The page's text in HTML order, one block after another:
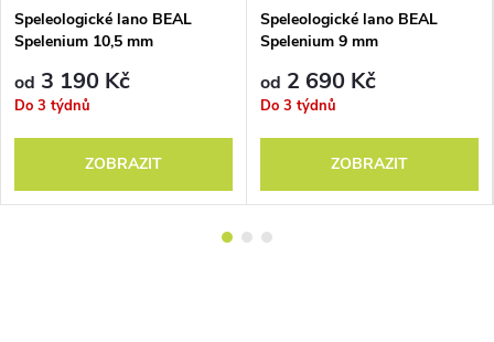
Speleologické lano BEAL
Spelenium 10,5 mm
od 3 190 Kč
Do 3 týdnů
ZOBRAZIT
Speleologické lano BEAL
Spelenium 9 mm
od 2 690 Kč
Do 3 týdnů
ZOBRAZIT